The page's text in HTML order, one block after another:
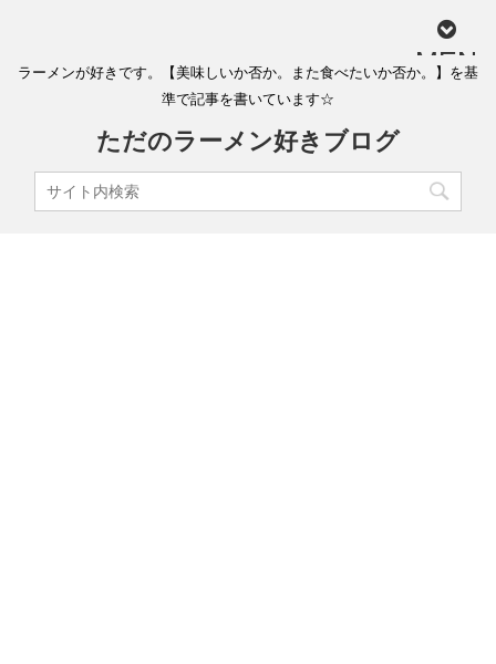
MEN
ラーメンが好きです。【美味しいか否か。また食べたいか否か。】を基
準で記事を書いています☆
ただのラーメン好きブログ